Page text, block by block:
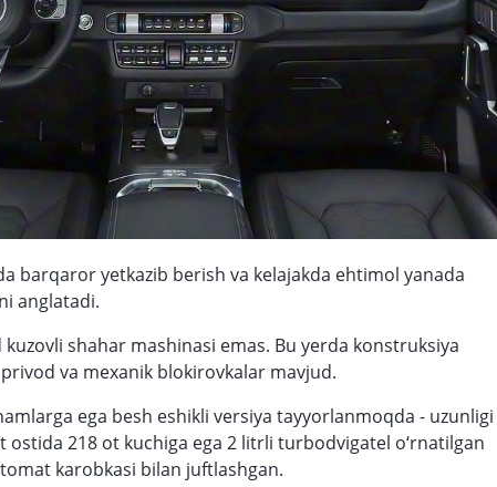
barqaror yetkazib berish va kelajakda ehtimol yanada
anglatadi.
kuzovli shahar mashinasi emas. Bu yerda konstruksiya
privod va mexanik blokirovkalar mavjud.
ega besh eshikli versiya tayyorlanmoqda - uzunligi
ostida 218 ot kuchiga ega 2 litrli turbodvigatel o‘rnatilgan
karobkasi bilan juftlashgan.